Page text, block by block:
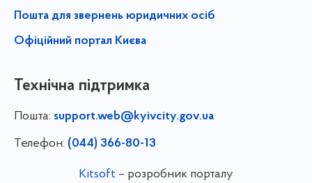
Пошта для звернень юридичних осіб
Офіційний портал Києва
Технічна підтримка
Пошта: support.web@kyivcity.gov.ua
Телефон: (044) 366-80-13
Kitsoft – розробник порталу